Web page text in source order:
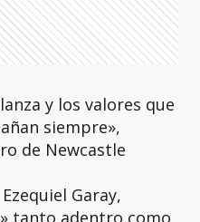
y los valores que
siempre»,
de Newcastle
Garay,
tanto adentro como